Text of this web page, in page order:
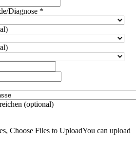
Diagnose *
(optional)
Choose Files to UploadYou can upload